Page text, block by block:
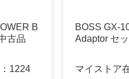
B
古品
1224
BOSS GX-
Adaptor セッ
マイストア